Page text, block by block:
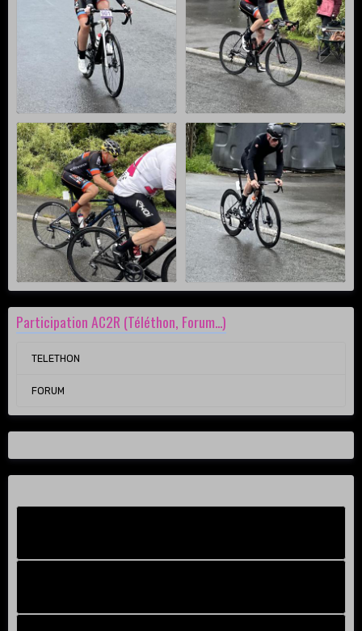
Participation AC2R (Téléthon, Forum...)
TELETHON
FORUM